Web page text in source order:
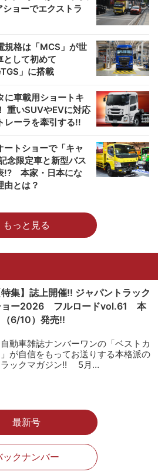
ョーでエクストラ
規格は「MCS」が世
して初めて
」に搭載
に車載用ショートキ
重いSUVやEVに対応
レーラを牽引する!!
ートショーで「キャ
念限定車と新型バス
!? 本家・日本にな
由とは？
もっと見る
特集】誌上開催!! ジャパントラック
ョー2026 フルロードvol.61 本
（6/10）発売!!
動車雑誌ナンバーワンの「ベストカ
が自信をもってお送りする本格派の
ラックマガジン!! 5月…
最新号
ックナンバー